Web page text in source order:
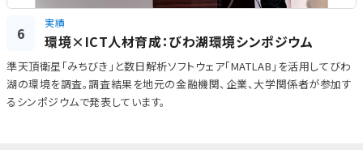
6
実績
環境×ICT人材育成：びわ湖環境シンポジウム
準天頂衛星「みちびき」と数日解析ソフトウェア「MATLAB」を活用してびわ
湖の環境を調査。調査結果を地元の金融機関、企業、大学関係者が参加す
るシンポジウムで発表しています。